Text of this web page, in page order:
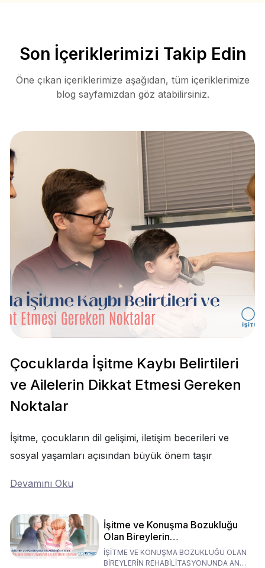
Son İçeriklerimizi Takip Edin
Öne çıkan içeriklerimize aşağıdan, tüm içeriklerimize
blog sayfamızdan göz atabilirsiniz.
Çocuklarda İşitme Kaybı Belirtileri
ve Ailelerin Dikkat Etmesi Gereken
Noktalar
İşitme, çocukların dil gelişimi, iletişim becerileri ve
sosyal yaşamları açısından büyük önem taşır
Devamını Oku
İşitme ve Konuşma Bozukluğu
Olan Bireylerin
Rehabilitasyonunda Ana
Babaların Tutumları
İŞİTME VE KONUŞMA BOZUKLUĞU OLAN
BİREYLERİN REHABİLİTASYONUNDA ANA